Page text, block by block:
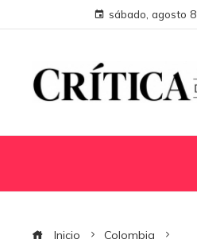
sábado, agosto 8
Inicio
Colombia